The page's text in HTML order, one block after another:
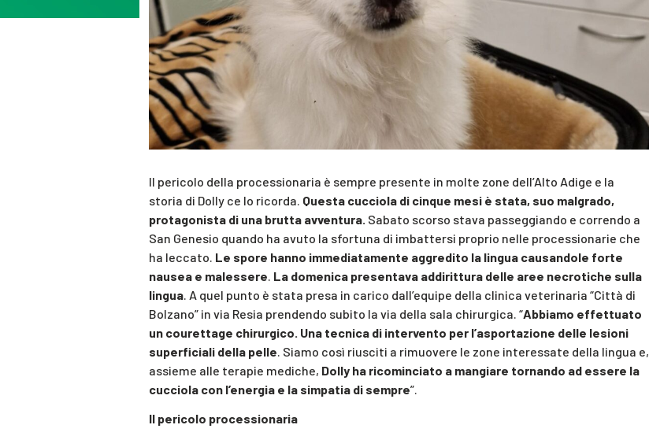
Il pericolo della processionaria è sempre presente in molte zone dell’Alto Adige e la
storia di Dolly ce lo ricorda. Questa cucciola di cinque mesi è stata, suo malgrado,
protagonista di una brutta avventura. Sabato scorso stava passeggiando e correndo a
San Genesio quando ha avuto la sfortuna di imbattersi proprio nelle processionarie che
ha leccato. Le spore hanno immediatamente aggredito la lingua causandole forte
nausea e malessere. La domenica presentava addirittura delle aree necrotiche sulla
lingua. A quel punto è stata presa in carico dall’equipe della clinica veterinaria “Città di
Bolzano” in via Resia prendendo subito la via della sala chirurgica. “Abbiamo effettuato
un courettage chirurgico. Una tecnica di intervento per l’asportazione delle lesioni
superficiali della pelle. Siamo così riusciti a rimuovere le zone interessate della lingua e,
assieme alle terapie mediche, Dolly ha ricominciato a mangiare tornando ad essere la
cucciola con l’energia e la simpatia di sempre”.
Il pericolo processionaria